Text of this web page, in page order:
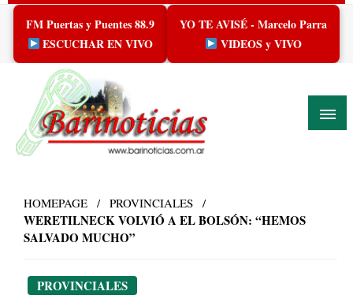
Skip
content
FM Puertas y Puentes 88.9
ESCUCHAR EN VIVO
YO TE AVISÉ - Marcelo Parra
VIDEOS y VIVO
HOMEPAGE PROVINCIALES
WERETILNECK VOLVIÓ A EL BOLSÓN: “HEMOS
SALVADO MUCHO”
PROVINCIALES